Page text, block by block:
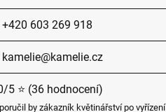
+420 603 269 918
kamelie@kamelie.cz
5 ⭐ (36 hodnocení)
by zákazník květinářství po vyřízení